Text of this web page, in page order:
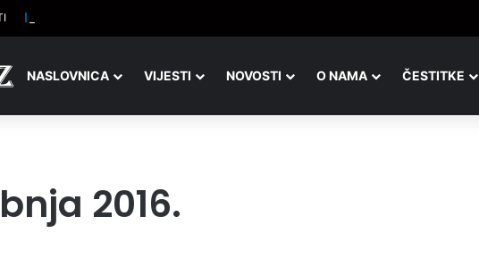
Isti datum, ista Drava, isti pogled, a potpuno drugačija slika
NASLOVNICA VIJESTI NOVOSTI O NAMA ČESTITKE
2016.